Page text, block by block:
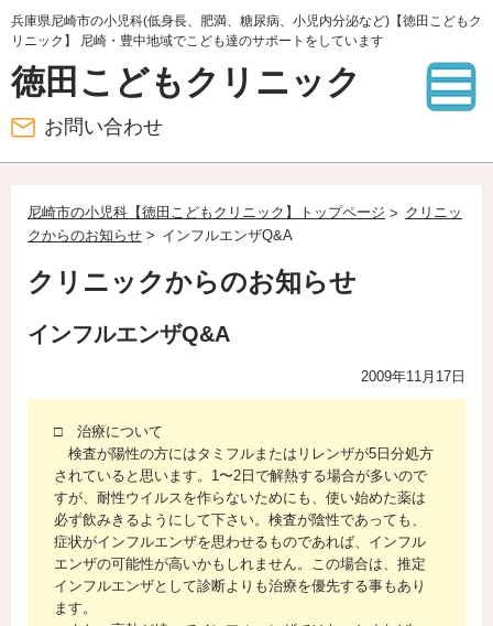
兵庫県尼崎市の小児科(低身長、肥満、糖尿病、小児内分泌など)【徳田こどもク
リニック】 尼崎・豊中地域でこども達のサポートをしています
徳田こどもクリニック
お問い合わせ
尼崎市の小児科【徳田こどもクリニック】トップページ
クリニッ
クからのお知らせ
インフルエンザQ&A
クリニックからのお知らせ
インフルエンザQ&A
2009年11月17日
□ 治療について
検査が陽性の方にはタミフルまたはリレンザが5日分処方
されていると思います。1〜2日で解熱する場合が多いので
すが、耐性ウイルスを作らないためにも、使い始めた薬は
必ず飲みきるようにして下さい。検査が陰性であっても、
症状がインフルエンザを思わせるものであれば、インフル
エンザの可能性が高いかもしれません。この場合は、推定
インフルエンザとして診断よりも治療を優先する事もあり
ます。